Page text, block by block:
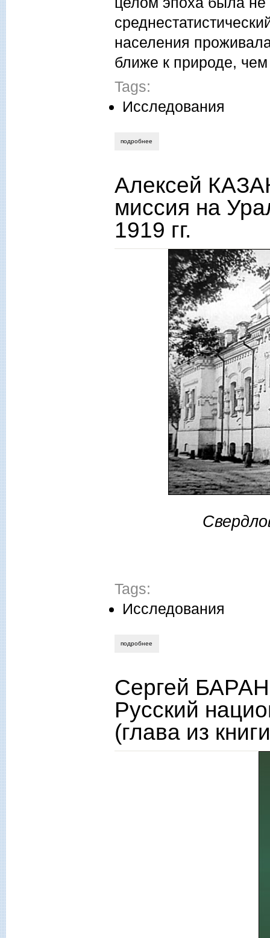
населения
ближе к природе,
Tags:
Исследования
подробнее
Алексей
миссия на
1919 гг.
Tags:
Исследования
подробнее
Сергей
Русский
(глава из